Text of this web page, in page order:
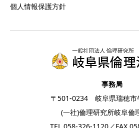
個人情報保護方針
事務局
〒501-0234 岐阜県瑞穂市
(一社)倫理研究所岐阜倫
TEL.058-326-1120／